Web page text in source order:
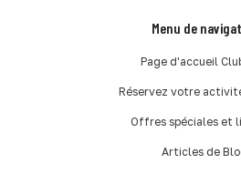
Menu de
Page d'accueil
Réservez votre
Offres spéciales et
Articles de